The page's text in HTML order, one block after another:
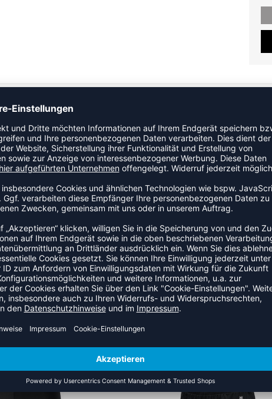
an den Start. Ein zuverlässiger Begleiter für Training
verbessern die Luftzirkulation und unterstützen
der Bewegung an und schränkt dabei nicht ein.
von Jako.
E-
ZULETZT ANGESEHEN
KATEGORIE
-60%